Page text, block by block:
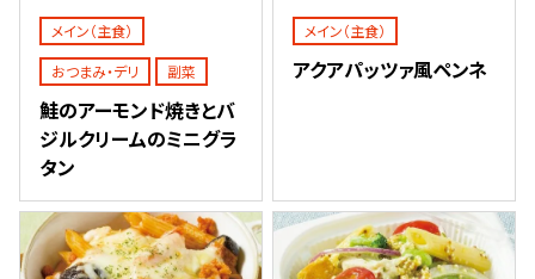
メイン（主食）
おつまみ・デリ
副菜
鮭のアーモンド焼きとバ
ジルクリームのミニグラ
タン
メイン（主食）
アクアパッツァ風ペンネ